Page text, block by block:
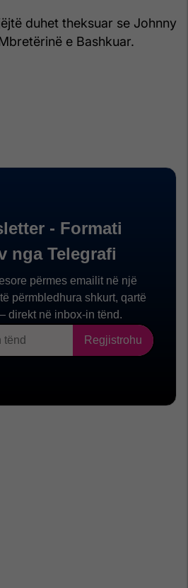
duhet theksuar se Johnny
e Bashkuar.